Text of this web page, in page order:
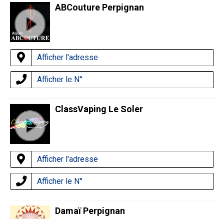
ABCouture Perpignan
Afficher l'adresse
Afficher le N°
ClassVaping Le Soler
Afficher l'adresse
Afficher le N°
Damaï Perpignan